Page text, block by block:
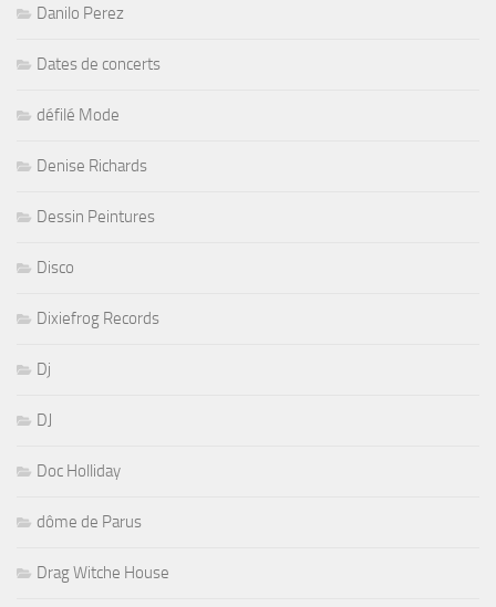
Danilo Perez
Dates de concerts
défilé Mode
Denise Richards
Dessin Peintures
Disco
Dixiefrog Records
Dj
DJ
Doc Holliday
dôme de Parus
Drag Witche House